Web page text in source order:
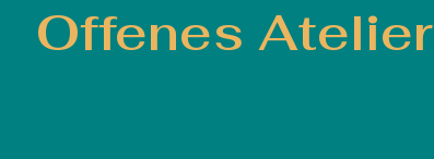
Offenes Atelier